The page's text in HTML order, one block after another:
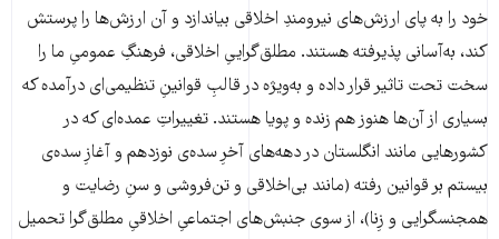
خود را به پای ارزش‌های نیرومندِ اخلاقی بیاندازد و آن ارزش‌ها را پرستش
کند، به‌آسانی پذیرفته هستند. مطلق‌گراییِ اخلاقی، فرهنگِ عمومیِ ما را
سخت تحت تاثیر قرار داده و به‌ویژه در قالبِ قوانینِ تنظیمی‌ای درآمده که
بسیاری از آن‌ها هنوز هم زنده و پویا هستند. تغییراتِ عمده‌ای که در
کشورهایی مانند انگلستان در دهه‌های آخرِ سده‌ی نوزدهم و آغازِ سده‌ی
بیستم بر قوانین رفته (مانند بی‌اخلاقی و تن‌فروشی و سنِ رضایت و
همجنسگرایی و زِنا)، از سوی جنبش‌های اجتماعیِ اخلاقیِ مطلق‌گرا تحمیل